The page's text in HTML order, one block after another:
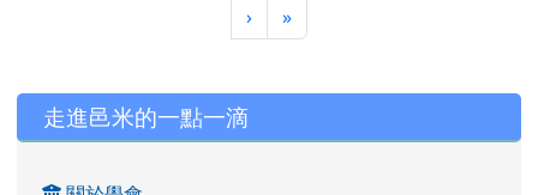
›下一頁
»最後頁
左邊區域內容
走進邑米的一點一滴